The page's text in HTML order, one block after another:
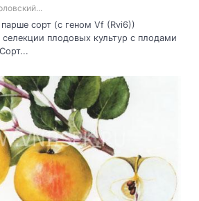
сорт (с геном Vf (Rvi6))
плодовых культур с плодами